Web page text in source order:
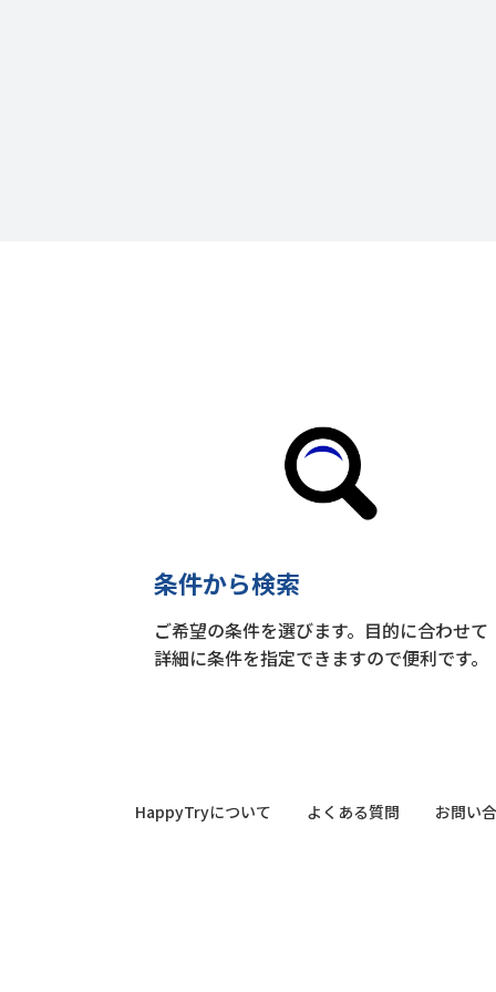
条件から検索
ご希望の条件を選びます。目的に合わせて
詳細に条件を指定できますので便利です。
HappyTryについて よくある質問 お問い